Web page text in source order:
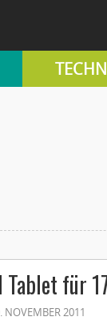
Tablet für
NOVEMBER 2011